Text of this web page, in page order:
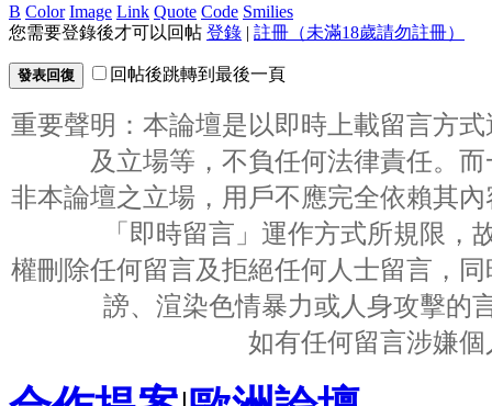
B Color Image Link Quote Code Smilies
您需要登錄後才可以回帖 登錄 | 註冊（未滿18歲請勿註冊）
發表回復 回帖後跳轉到最後一頁
重要聲明：本論壇是以即時上載留言方
及立場等，不負任何法律責任。
非本論壇之立場，用戶不應完全依賴其
「即時留言」運作方式所規限
權刪除任何留言及拒絕任何人士留言，
謗、渲染色情暴力或人身攻擊的
如有任何留言涉嫌